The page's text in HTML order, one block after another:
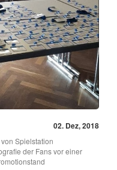
02. Dez, 2018
Spielstation
der Fans vor einer